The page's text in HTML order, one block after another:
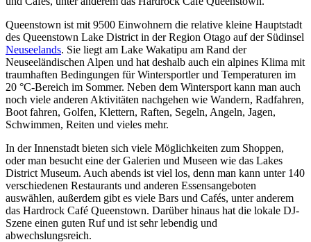
Queenstown ist mit 9500 Einwohnern die relative kleine Hauptstadt
des Queenstown Lake District in der Region Otago auf der Südinsel
Neuseelands. Sie liegt am Lake Wakatipu am Rand der
Neuseeländischen Alpen und hat deshalb auch ein alpines Klima mit
traumhaften Bedingungen für Wintersportler und Temperaturen im
20 °C-Bereich im Sommer. Neben dem Wintersport kann man auch
noch viele anderen Aktivitäten nachgehen wie Wandern, Radfahren,
Boot fahren, Golfen, Klettern, Raften, Segeln, Angeln, Jagen,
Schwimmen, Reiten und vieles mehr.
In der Innenstadt bieten sich viele Möglichkeiten zum Shoppen,
oder man besucht eine der Galerien und Museen wie das Lakes
District Museum. Auch abends ist viel los, denn man kann unter 140
verschiedenen Restaurants und anderen Essensangeboten
auswählen, außerdem gibt es viele Bars und Cafés, unter anderem
das Hardrock Café Queenstown. Darüber hinaus hat die lokale DJ-
Szene einen guten Ruf und ist sehr lebendig und
abwechslungsreich.